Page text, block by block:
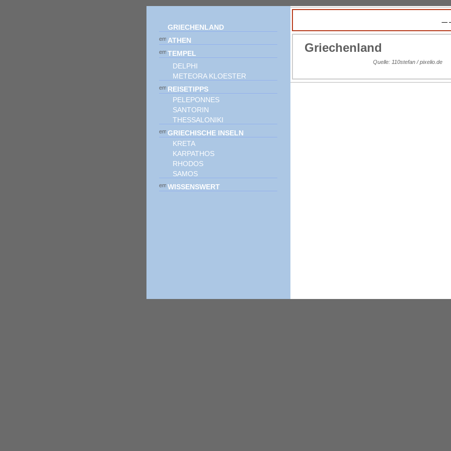
GRIECHENLAND
ATHEN
TEMPEL
DELPHI
METEORA KLOESTER
REISETIPPS
PELEPONNES
SANTORIN
THESSALONIKI
GRIECHISCHE INSELN
KRETA
KARPATHOS
RHODOS
SAMOS
WISSENSWERT
Griechenland
Quelle: 110stefan / pixelio.de